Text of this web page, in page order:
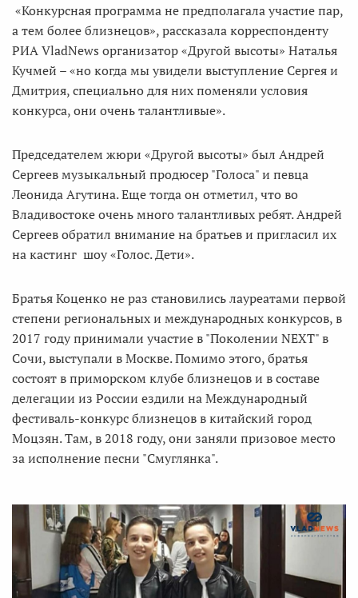
«Конкурсная программа не предполагала участие пар,
а тем более близнецов», рассказала корреспонденту
РИА VladNews организатор «Другой высоты» Наталья
Кучмей – «но когда мы увидели выступление Сергея и
Дмитрия, специально для них поменяли условия
конкурса, они очень талантливые».
Председателем жюри «Другой высоты» был Андрей
Сергеев музыкальный продюсер "Голоса" и певца
Леонида Агутина. Еще тогда он отметил, что во
Владивостоке очень много талантливых ребят. Андрей
Сергеев обратил внимание на братьев и пригласил их
на кастинг шоу «Голос. Дети».
Братья Коценко не раз становились лауреатами первой
степени региональных и международных конкурсов, в
2017 году принимали участие в "Поколении NEXT" в
Сочи, выступали в Москве. Помимо этого, братья
состоят в приморском клубе близнецов и в составе
делегации из России ездили на Международный
фестиваль-конкурс близнецов в китайский город
Моцзян. Там, в 2018 году, они заняли призовое место
за исполнение песни "Смуглянка".